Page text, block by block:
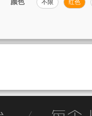
颜色 不限 红色